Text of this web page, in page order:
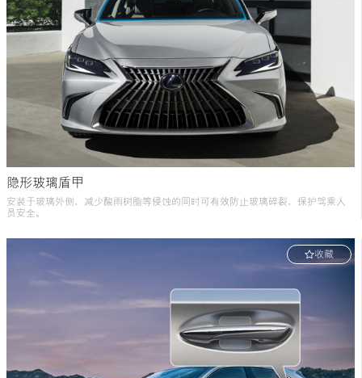
隐形玻璃盾甲
安装于玻璃外侧，减少酸雨树脂等侵蚀的同时可有效防止玻璃碎裂，保护驾乘人
员安全。
收藏